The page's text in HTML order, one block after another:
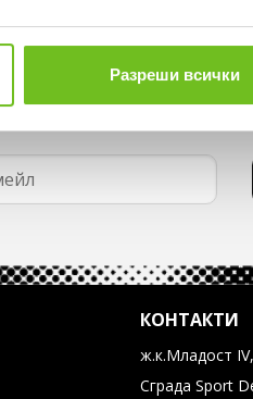
Разреши всички
КОНТАКТИ
ж.к.Младост
Сграда Sport